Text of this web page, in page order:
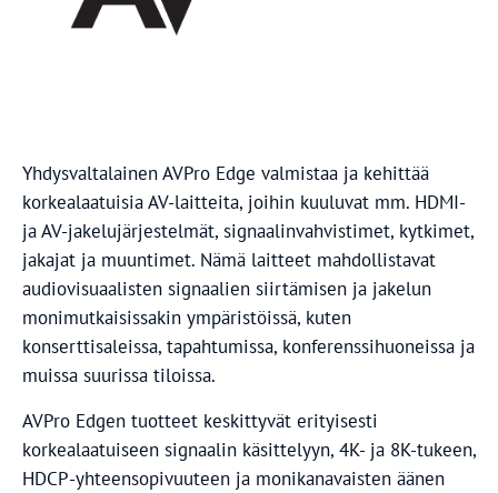
Yhdysvaltalainen AVPro Edge valmistaa ja kehittää
korkealaatuisia AV-laitteita, joihin kuuluvat mm. HDMI-
ja AV-jakelujärjestelmät, signaalinvahvistimet, kytkimet,
jakajat ja muuntimet. Nämä laitteet mahdollistavat
audiovisuaalisten signaalien siirtämisen ja jakelun
monimutkaisissakin ympäristöissä, kuten
konserttisaleissa, tapahtumissa, konferenssihuoneissa ja
muissa suurissa tiloissa.
AVPro Edgen tuotteet keskittyvät erityisesti
korkealaatuiseen signaalin käsittelyyn, 4K- ja 8K-tukeen,
HDCP-yhteensopivuuteen ja monikanavaisten äänen